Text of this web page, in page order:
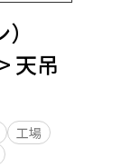
天吊
工場